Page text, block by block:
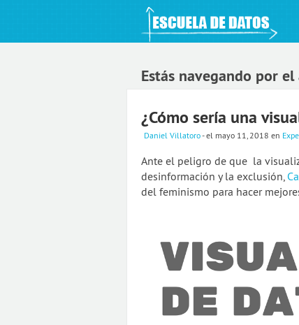
An Open Knowledge Foundation Site
Estás navegando por
¿Cómo sería una
Daniel Villatoro- el mayo 11, 2018 en
Ante el peligro de que la
desinformación y la exclusión,
del feminismo para hacer